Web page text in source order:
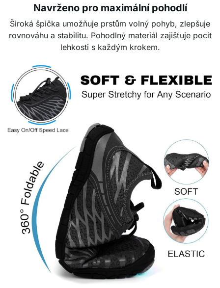
Navrženo pro maximální pohodlí
Široká špička umožňuje prstům volný pohyb, zlepšuje
rovnováhu a stabilitu. Pohodlný materiál zajišťuje pocit
lehkosti s každým krokem.